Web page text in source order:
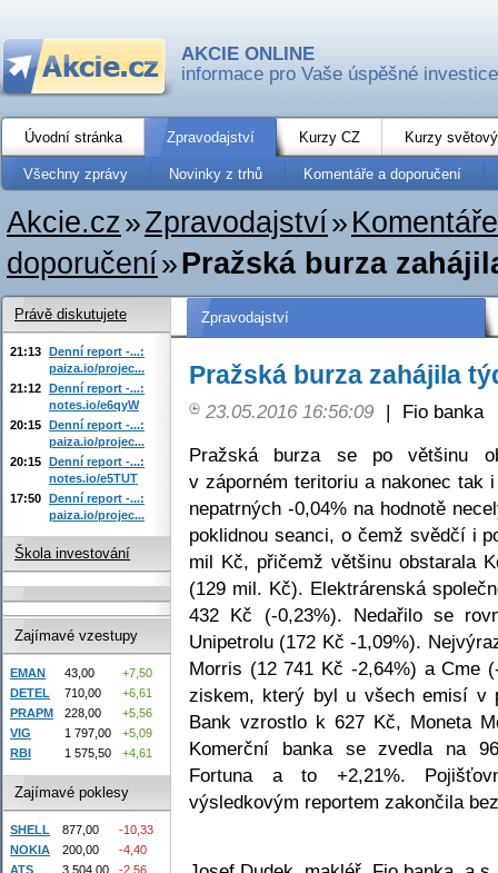
AKCIE ONLINE
informace pro Vaše úspěšné investice
Úvodní stránka Zpravodajství Kurzy CZ Kurzy
Všechny zprávy Novinky z trhů Komentáře a doporučení
Akcie.cz»Zpravodajství»
doporučení»Pražská burza
Zpravodajství
Pražská burza zahájila
23.05.2016 16:56:09 |
Fio banka
Pražská burza se po většinu
v záporném teritoriu a nakonec tak
nepatrných -0,04% na hodnotě
poklidnou seanci, o čemž svědčí i
mil Kč, přičemž většinu obstarala
(129 mil. Kč). Elektrárenská
432 Kč (-0,23%). Nedařilo se
Unipetrolu (172 Kč -1,09%).
Morris (12 741 Kč -2,64%) a Cme
ziskem, který byl u všech emisí v
Bank vzrostlo k 627 Kč, Moneta
Komerční banka se zvedla na
Fortuna a to +2,21%.
výsledkovým reportem zakončila
Právě diskutujete
21:13 Denní report -...:
paiza.io/projec...
21:12 Denní report -...:
notes.io/e6qyW
20:15 Denní report -...:
paiza.io/projec...
20:15 Denní report -...:
notes.io/e5TUT
17:50 Denní report -...:
paiza.io/projec...
Škola investování
Zajímavé vzestupy
EMAN 43,00
+7,50
DETEL
710,00
+6,61
PRAPM
228,00
+5,56
VIG
1 797,00
+5,09
RBI
1 575,50 +4,61
Zajímavé poklesy
SHELL 877,00
-10,33
NOKIA
200,00
-4,40
ATS
3 504,00
-2,56